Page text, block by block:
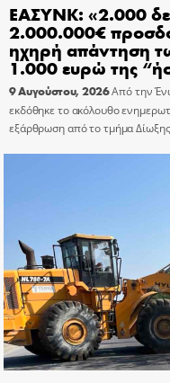
ΕΑΣΥΝΚ: «2.000
2.000.000€
ηχηρή απάντηση
1.000 ευρώ της
9 Αυγούστου, 2026Από την
εκδόθηκε το ακόλουθο
εξάρθρωση από το τμήμα Δίωξης